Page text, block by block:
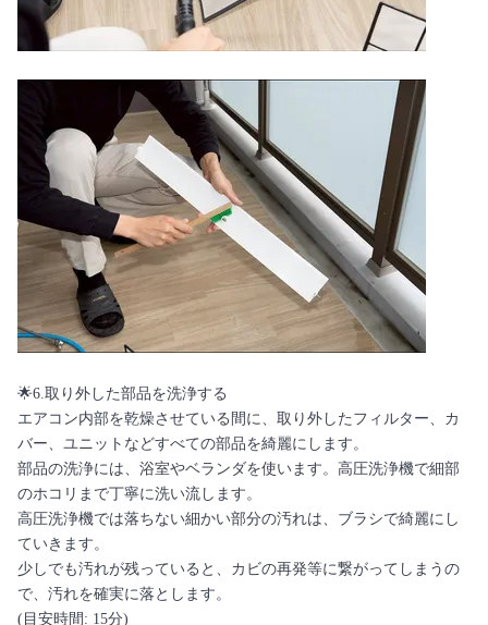
🌟6.取り外した部品を洗浄する
エアコン内部を乾燥させている間に、取り外したフィルター、カ
バー、ユニットなどすべての部品を綺麗にします。
部品の洗浄には、浴室やベランダを使います。高圧洗浄機で細部
のホコリまで丁寧に洗い流します。
高圧洗浄機では落ちない細かい部分の汚れは、ブラシで綺麗にし
ていきます。
少しでも汚れが残っていると、カビの再発等に繋がってしまうの
で、汚れを確実に落とします。
(目安時間: 15分)